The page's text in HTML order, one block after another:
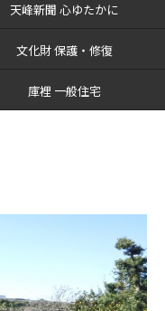
天峰新聞 心ゆたかに
文化財 保護・修復
庫裡 一般住宅